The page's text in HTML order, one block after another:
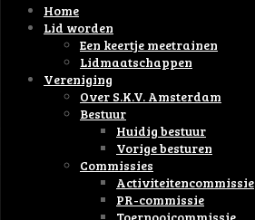
Home
Lid worden
Een keertje meetrainen
Lidmaatschappen
Vereniging
Over S.K.V. Amsterdam
Bestuur
Huidig bestuur
Vorige besturen
Commissies
Activiteitencommissie
PR-commissie